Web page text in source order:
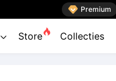
 Premium
 Store Collecties